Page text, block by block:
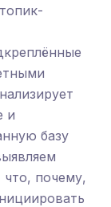
и
базу
почему,